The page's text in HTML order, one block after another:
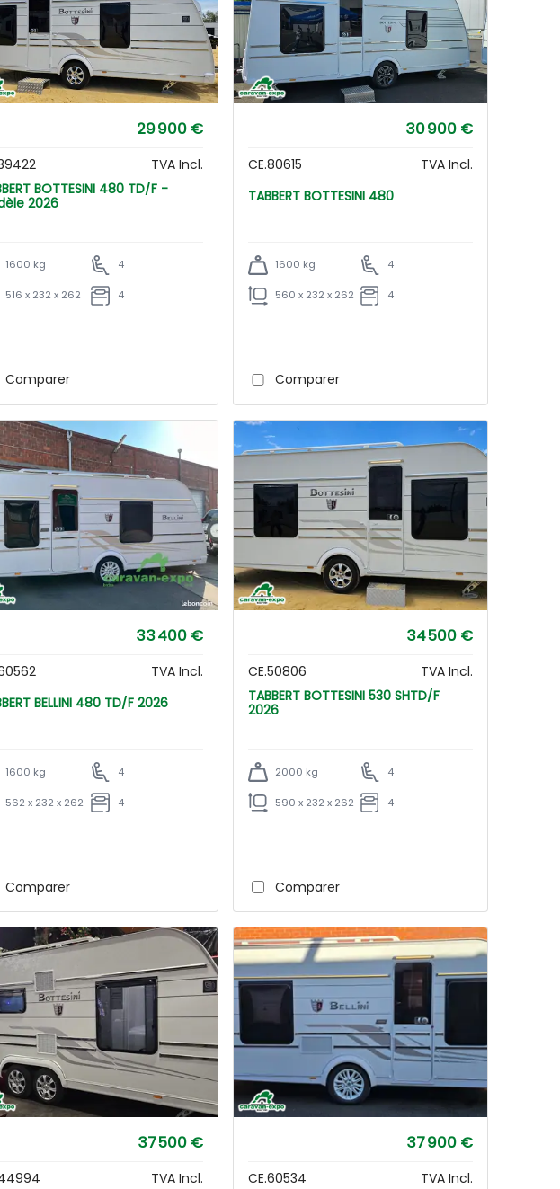
29 900 €
TVA Incl.
480 TD/F -
2026
1600 kg 4
516 x 232 x 262 4
Comparer
30 900 €
CE.80615
TVA Incl.
TABBERT BOTTESINI 480
1600 kg 4
560 x 232 x 262 4
Comparer
33 400 €
TVA Incl.
TABBERT BELLINI 480 TD/F 2026
1600 kg 4
562 x 232 x 262 4
Comparer
34 500 €
CE.50806
TVA Incl.
TABBERT BOTTESINI 530 SHTD/F
2026
2000 kg 4
590 x 232 x 262 4
Comparer
37 500 €
TVA Incl.
37 900 €
CE.60534
TVA Incl.